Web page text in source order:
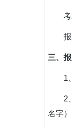
考级
报名
三、
1、
2、
名字